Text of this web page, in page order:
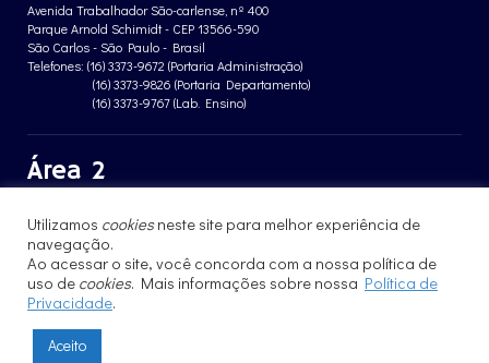
Avenida Trabalhador São-carlense, nº 400
Parque Arnold Schimidt - CEP 13566-590
São Carlos - São Paulo - Brasil
Telefones: (16) 3373-9672 (Portaria Administração)
(16) 3373-9826 (Portaria Departamento)
(16) 3373-9767 (Lab. Ensino)
Área 2
Jardim Santa Angelina - CEP 13563-120
São Carlos - São Paulo - Brasil
Telefone: (16) 3373-8068 (Portaria prédio CFBio)
(16) 3364-8070 (Portaria prédio poloTErRA)
Utilizamos cookiesneste site para melhor experiência de
navegação.
Ao acessar o site, você concorda com a nossa política de
uso de cookies. Mais informações sobre nossa Política de
Privacidade.
Aceito